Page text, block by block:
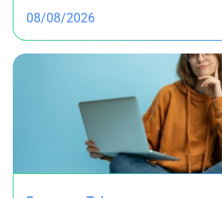
08/08/2026